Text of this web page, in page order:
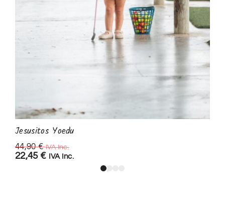
Jesusitos Yoedu
44,90€ IVA Inc.
22,45 € IVA Inc.